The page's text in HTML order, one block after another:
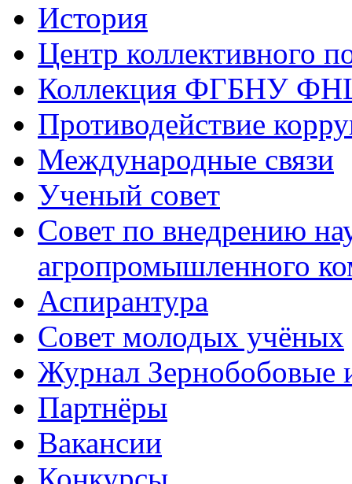
История
Центр коллективного
Коллекция ФГБНУ
Противодействие
Международные связи
Ученый совет
Совет по внедрению
агропромышленного
Аспирантура
Совет молодых учёных
Журнал Зернобобовые
Партнёры
Вакансии